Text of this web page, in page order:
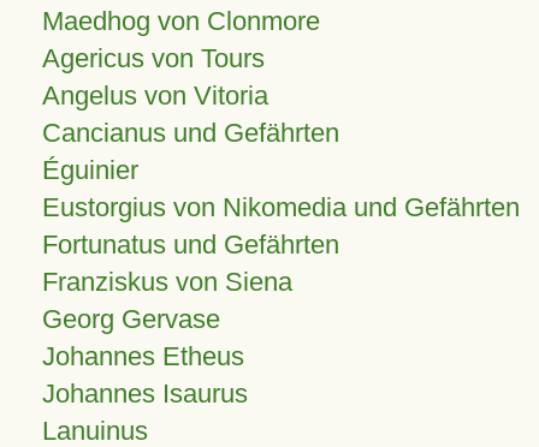
Maedhog von Clonmore
Agericus von Tours
Angelus von Vitoria
Cancianus und Gefährten
Éguinier
Eustorgius von Nikomedia und Gefährten
Fortunatus und Gefährten
Franziskus von Siena
Georg Gervase
Johannes Etheus
Johannes Isaurus
Lanuinus